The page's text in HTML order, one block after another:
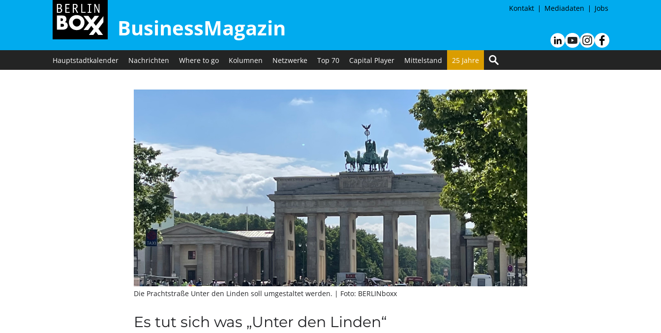
BusinessMagazin
Kontakt Mediadaten Jobs
Hauptstadtkalender Nachrichten Where to go Kolumnen Netzwerke Top 70 Capital Player Mittelstand 25 Jahre
Die Prachtstraße Unter den Linden soll umgestaltet werden. | Foto: BERLINboxx
Es tut sich was „Unter den Linden“